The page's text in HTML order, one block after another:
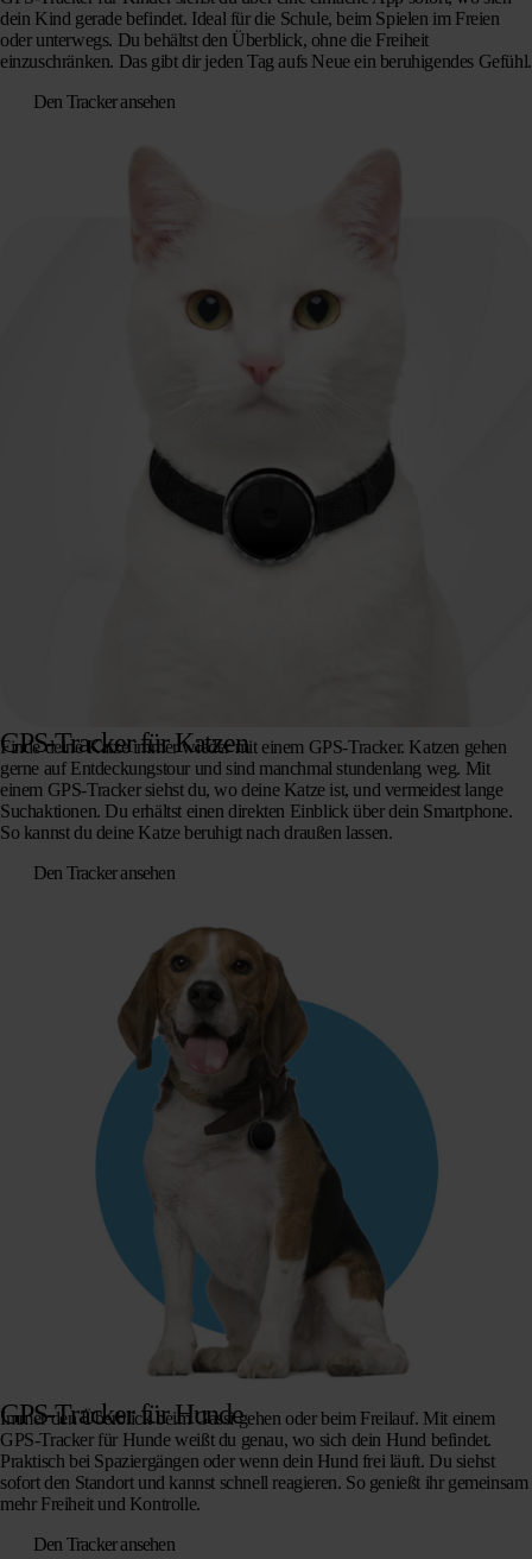
dein Kind gerade befindet. Ideal für die Schule, beim Spielen im Freien
oder unterwegs. Du behältst den Überblick, ohne die Freiheit
einzuschränken. Das gibt dir jeden Tag aufs Neue ein beruhigendes Gefühl.
Den Tracker ansehen
GPS-Tracker für Katzen
Finde deine Katze immer wieder mit einem GPS-Tracker. Katzen gehen
gerne auf Entdeckungstour und sind manchmal stundenlang weg. Mit
einem GPS-Tracker siehst du, wo deine Katze ist, und vermeidest lange
Suchaktionen. Du erhältst einen direkten Einblick über dein Smartphone.
So kannst du deine Katze beruhigt nach draußen lassen.
Den Tracker ansehen
GPS-Tracker für Hunde
Immer den Überblick beim Gassi gehen oder beim Freilauf. Mit einem
GPS-Tracker für Hunde weißt du genau, wo sich dein Hund befindet.
Praktisch bei Spaziergängen oder wenn dein Hund frei läuft. Du siehst
sofort den Standort und kannst schnell reagieren. So genießt ihr gemeinsam
mehr Freiheit und Kontrolle.
Den Tracker ansehen